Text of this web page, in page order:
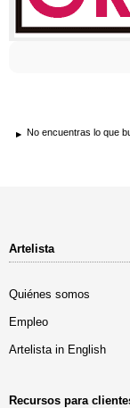
No encuentras lo que
Artelista
Quiénes somos
Empleo
Artelista in English
Recursos para